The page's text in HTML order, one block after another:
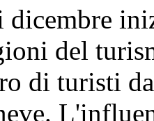
del
di turisti